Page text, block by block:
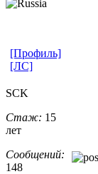
[Профиль]
[ЛС]
SCK
Стаж: 15
лет
Сообщений:
148